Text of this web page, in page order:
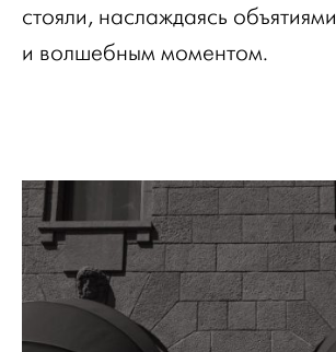
стояли, наслаждаясь объятиями
и волшебным моментом.